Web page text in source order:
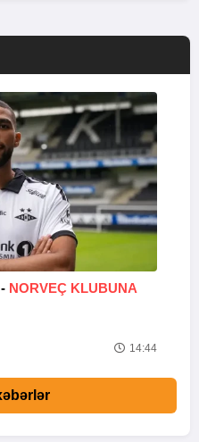
NORVEÇ KLUBUNA
14:44